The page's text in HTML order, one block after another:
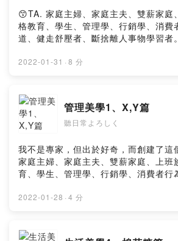
Powered by Firstory Hosting
んが、好奇心からこのポッドキャスト
thanksPowered by Firstory Hosting
😙TA. 家庭主婦、家庭主夫、雙薪家庭
格教育、學生、管理學、行銷學、消費
道、健走舒壓者、斷捨離人事物學習者
so easy5、料理新手學上菜6、小朋友
気ですか？ 私は台湾人です☕️旅行が好
Austria, Czech Republic, Singapore,
の旅行が大好きで、オウムを育てよう
ます私は専門家ではありませんが、好
ドキャストを作成しました
Hosting
2022-01-31 · 8 分
管理美學1、X,Y篇
聽日常よろしく
我不是專家，但出於好奇，而創建了
家庭主婦、家庭主夫、雙薪家庭、上班
育、學生、管理學、行銷學、消費者行
事。笑嘻嘻2、小小興趣3、斷、捨、離
發音錯誤，抱歉，（小朋友要學習正確
2022-01-28 · 4 分